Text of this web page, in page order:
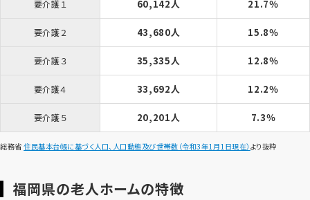
要介護１ 60,142人 21.7％
要介護２ 43,680人 15.8％
要介護３ 35,335人 12.8％
要介護４ 33,692人 12.2％
要介護５ 20,201人 7.3％
総務省住民基本台帳に基づく人口、人口動態及び世帯数（令和3年1月1日現在） より抜粋
福岡県の老人ホームの特徴